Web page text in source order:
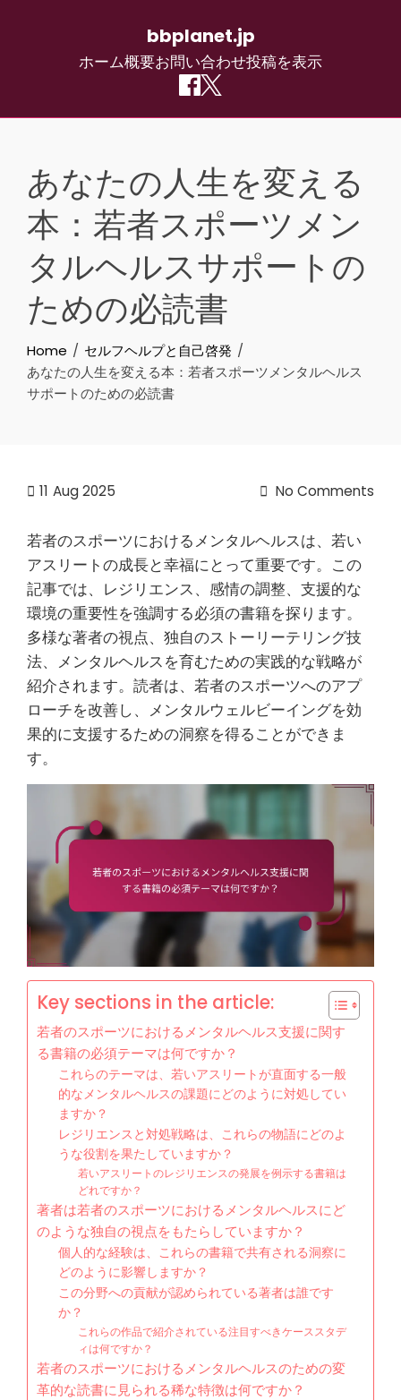
bbplanet.jp
ホーム概要お問い合わせ投稿を表示
contentあなたの人生を変える
本：若者スポーツメン
タルヘルスサポートの
ための必読書
Home
セルフヘルプと自己啓発
あなたの人生を変える本：若者スポーツメンタルヘルス
サポートのための必読書
11 Aug 2025 No Comments
若者のスポーツにおけるメンタルヘルスは、若い
アスリートの成長と幸福にとって重要です。この
記事では、レジリエンス、感情の調整、支援的な
環境の重要性を強調する必須の書籍を探ります。
多様な著者の視点、独自のストーリーテリング技
法、メンタルヘルスを育むための実践的な戦略が
紹介されます。読者は、若者のスポーツへのアプ
ローチを改善し、メンタルウェルビーイングを効
果的に支援するための洞察を得ることができま
す。
Key sections in the article:
若者のスポーツにおけるメンタルヘルス支援に関す
る書籍の必須テーマは何ですか？
これらのテーマは、若いアスリートが直面する一般
的なメンタルヘルスの課題にどのように対処してい
ますか？
レジリエンスと対処戦略は、これらの物語にどのよ
うな役割を果たしていますか？
若いアスリートのレジリエンスの発展を例示する書籍は
どれですか？
著者は若者のスポーツにおけるメンタルヘルスにど
のような独自の視点をもたらしていますか？
個人的な経験は、これらの書籍で共有される洞察に
どのように影響しますか？
この分野への貢献が認められている著者は誰です
か？
これらの作品で紹介されている注目すべきケーススタデ
ィは何ですか？
若者のスポーツにおけるメンタルヘルスのための変
革的な読書に見られる稀な特徴は何ですか？